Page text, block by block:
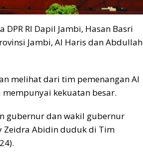
RI Dapil Jambi, Hasan Basri
Jambi, Al Haris dan Abdullah
melihat dari tim pemenangan Al
kekuatan besar.
gubernur dan wakil gubernur
Zeidra Abidin duduk di Tim